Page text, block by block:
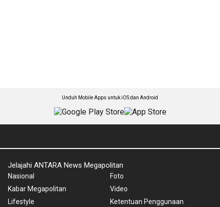
Unduh Mobile Apps untuk iOS dan Android
Jelajahi ANTARA News Megapolitan
Nasional
Kabar Megapolitan
Lifestyle
Foto
Video
Ketentuan Penggunaan